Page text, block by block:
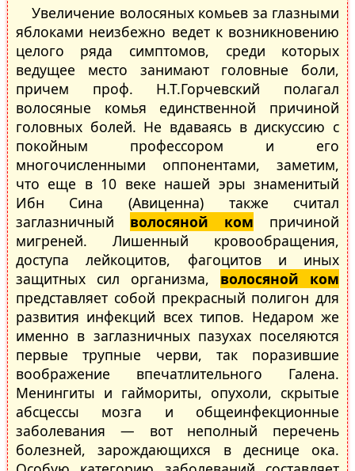
Увеличение волосяных комьев за глазными
яблоками неизбежно ведет к возникновению
целого ряда симптомов, среди которых
ведущее место занимают головные боли,
причем проф. Н.Т.Горчевский полагал
волосяные комья единственной причиной
головных болей. Не вдаваясь в дискуссию с
покойным профессором и его
многочисленными оппонентами, заметим,
что еще в 10 веке нашей эры знаменитый
Ибн Сина (Авиценна) также считал
заглазничный волосяной ком причиной
мигреней. Лишенный кровообращения,
доступа лейкоцитов, фагоцитов и иных
защитных сил организма, волосяной ком
представляет собой прекрасный полигон для
развития инфекций всех типов. Недаром же
именно в заглазничных пазухах поселяются
первые трупные черви, так поразившие
воображение впечатлительного Галена.
Менингиты и гаймориты, опухоли, скрытые
абсцессы мозга и общеинфекционные
заболевания — вот неполный перечень
болезней, зарождающихся в деснице ока.